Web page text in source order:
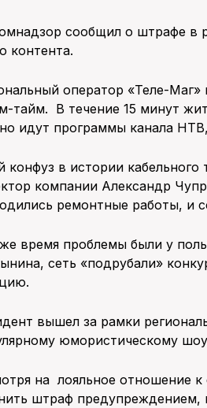
сообщил о штрафе в
контента.
оператор «Теле-
тайм. В течение 15 минут
идут программы канала
конфуз в истории
компании Александр
ремонтные работы, и
время проблемы были у
сеть «подрубали»
вышел за рамки
юмористическому
на лояльное отношение
штраф предупреждением,